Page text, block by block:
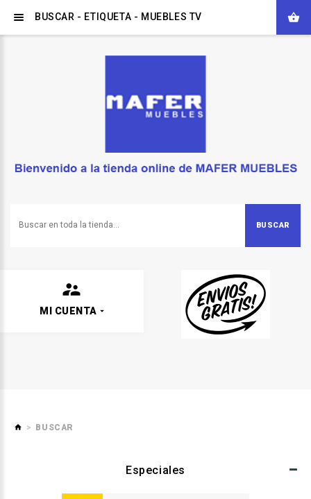
BUSCAR
MI CUENTA
BUSCAR
Especiales
BUSCAR - ETIQUETA - MUEBLES TV